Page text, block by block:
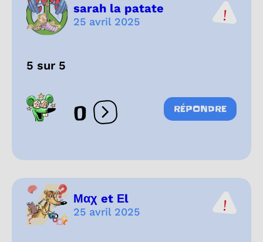
sarah la patate
25 avril 2025
5 sur 5
0 Ouvrir les réactions
RÉPONDRE
Μαχ et Εl
25 avril 2025